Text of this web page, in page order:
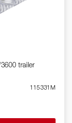
trailer
115331M